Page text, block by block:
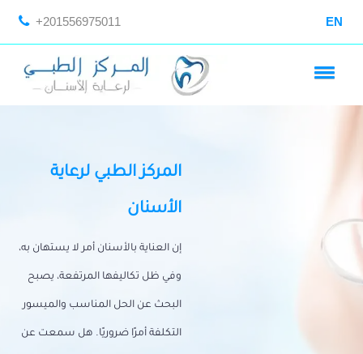
+201556975011 EN
المركز الطبي لرعاية
الأسنان
إن العناية بالأسنان أمر لا يستهان به،
وفي ظل تكاليفها المرتفعة، يصبح
البحث عن الحل المناسب والميسور
التكلفة أمرًا ضروريًا. هل سمعت عن